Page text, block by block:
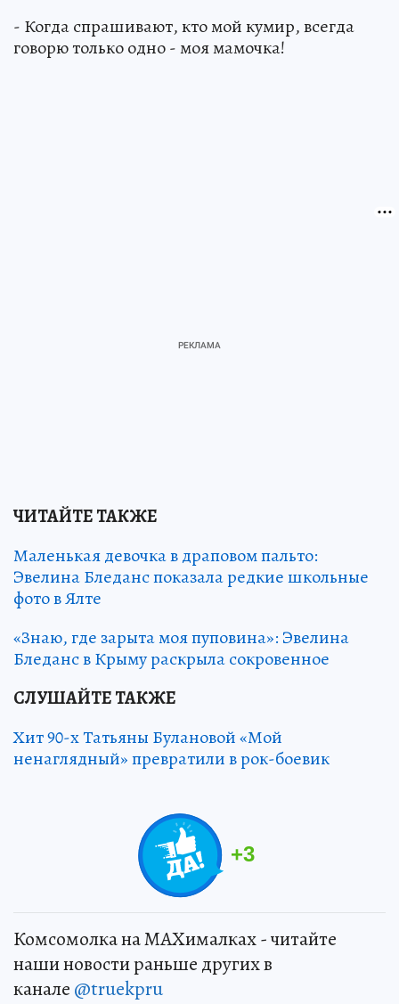
- Когда спрашивают, кто мой кумир, всегда
говорю только одно - моя мамочка!
ЧИТАЙТЕ ТАКЖЕ
Маленькая девочка в драповом пальто:
Эвелина Бледанс показала редкие школьные
фото в Ялте
«Знаю, где зарыта моя пуповина»: Эвелина
Бледанс в Крыму раскрыла сокровенное
СЛУШАЙТЕ ТАКЖЕ
Хит 90-х Татьяны Булановой «Мой
ненаглядный» превратили в рок-боевик
+3
Комсомолка на MAXималках - читайте
наши новости раньше других в
канале @truekpru